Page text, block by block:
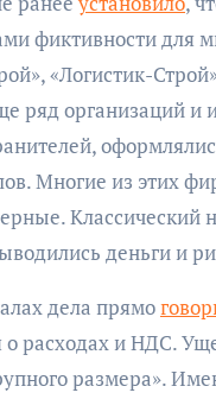
фиктивности для
«Логистик-
ряд организаций и
Многие из этих
Классический
деньги и
дела прямо
о расходах и НДС.
размера».